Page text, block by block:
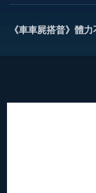
《車車屍搭普》體